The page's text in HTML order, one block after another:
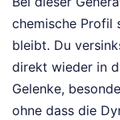
chemische Profil
bleibt. Du
direkt wieder in
Gelenke,
ohne dass die